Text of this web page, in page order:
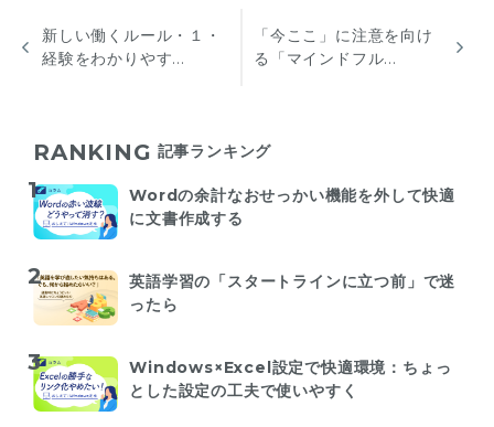
新しい働くルール・１・
経験をわかりやす...
「今ここ」に注意を向け
る「マインドフル...
RANKING 記事ランキング
Wordの余計なおせっかい機能を外して快適
に文書作成する
英語学習の「スタートラインに立つ前」で迷
ったら
Windows×Excel設定で快適環境：ちょっ
とした設定の工夫で使いやすく